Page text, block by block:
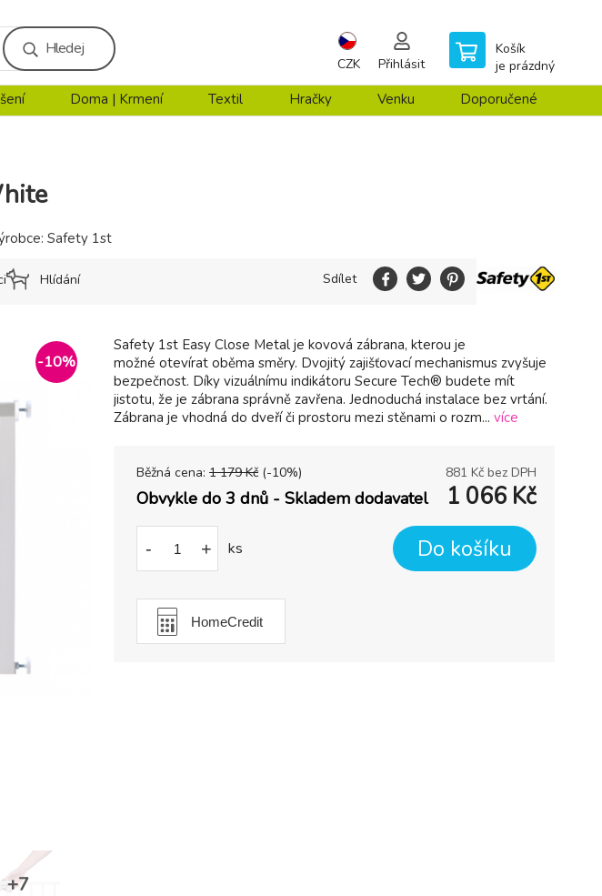
Hledej
CZK Přihlásit
Košík
je prázdný
Doma | Krmení Textil Hračky Venku Doporučené
-10%
Safety 1st Easy Close Metal je kovová zábrana, kterou je
možné otevírat oběma směry. Dvojitý zajišťovací mechanismus zvyšuje
bezpečnost. Díky vizuálnímu indikátoru Secure Tech® budete mít
jistotu, že je zábrana správně zavřena. Jednoduchá instalace bez vrtání.
Zábrana je vhodná do dveří či prostoru mezi stěnami o rozm... více
Běžná cena: 1 179 Kč (-10%) 881 Kč bez DPH
Obvykle do 3 dnů - Skladem dodavatel 1 066 Kč
- + ks Do košíku
HomeCredit
Safety 1st
Hlídání Sdílet